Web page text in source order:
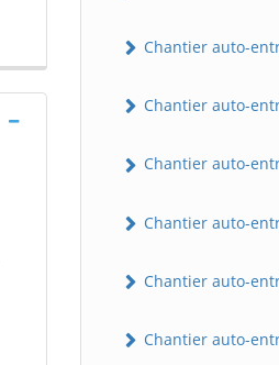
Chantier auto-
Chantier auto-
Chantier auto-
Chantier auto-
Chantier auto-
Chantier auto-